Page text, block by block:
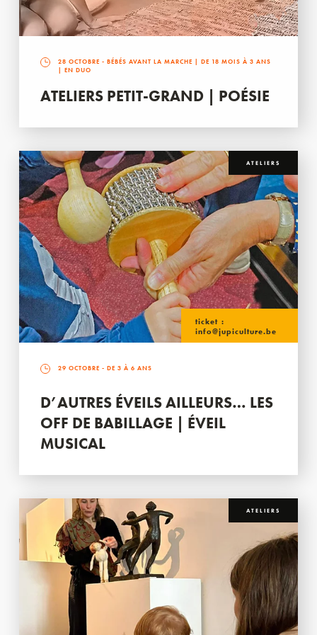
28 OCTOBRE - BÉBÉS AVANT LA MARCHE | DE 18 MOIS À 3 ANS
| EN DUO
ATELIERS PETIT-GRAND | POÉSIE
ATELIERS
ticket :
info@jupiculture.be
29 OCTOBRE - DE 3 À 6 ANS
D’AUTRES ÉVEILS AILLEURS… LES
OFF DE BABILLAGE | ÉVEIL
MUSICAL
ATELIERS